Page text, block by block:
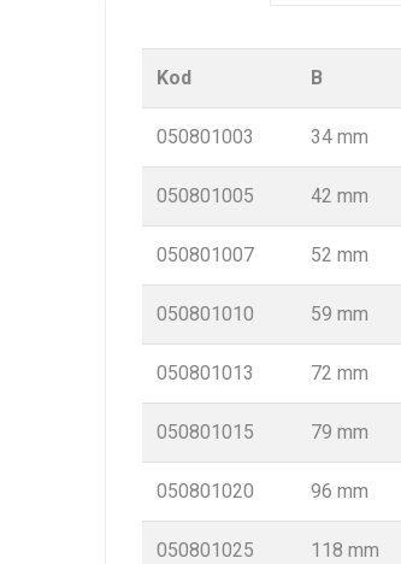
Kod B
050801003 34 mm
050801005 42 mm
050801007 52 mm
050801010 59 mm
050801013 72 mm
050801015 79 mm
050801020 96 mm
050801025 118 mm